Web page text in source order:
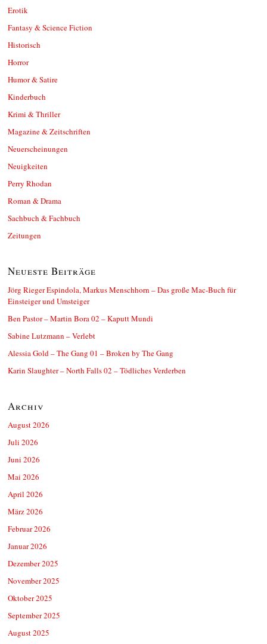
Erotik
Fantasy & Science Fiction
Historisch
Horror
Humor & Satire
Kinderbuch
Krimi & Thriller
Magazine & Zeitschriften
Neuerscheinungen
Neuigkeiten
Perry Rhodan
Roman & Drama
Sachbuch & Fachbuch
Zeitungen
Neueste Beiträge
Jörg Rieger Espindola, Markus Menschhorn – Das große Mac-Buch für
Einsteiger und Umsteiger
Ben Pastor – Martin Bora 02 – Kaputt Mundi
Sabine Lutzmann – Verlebt
Alessia Gold – The Gang 01 – Broken by The Gang
Karin Slaughter – North Falls 02 – Tödliches Verderben
Archiv
August 2026
Juli 2026
Juni 2026
Mai 2026
April 2026
März 2026
Februar 2026
Januar 2026
Dezember 2025
November 2025
Oktober 2025
September 2025
August 2025